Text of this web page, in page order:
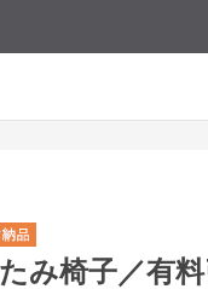
み椅子／有